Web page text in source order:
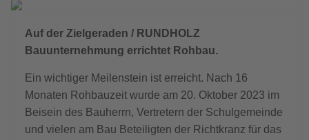
Auf der Zielgeraden / RUNDHOLZ
Bauunternehmung errichtet Rohbau.
Ein wichtiger Meilenstein ist erreicht. Nach 16
Monaten Rohbauzeit wurde am 20. Oktober 2023 im
Beisein des Bauherrn, Vertretern der Schulgemeinde
und vielen am Bau Beteiligten der Richtkranz für das